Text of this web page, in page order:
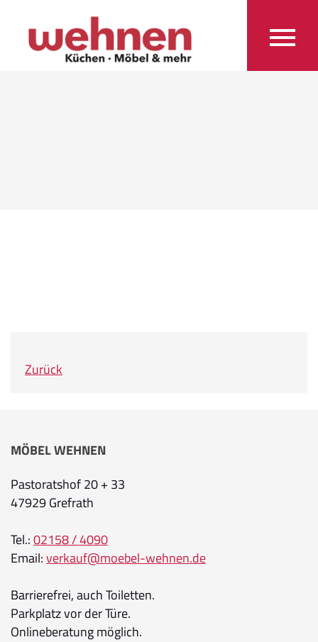
Zurück
MÖBEL WEHNEN
Pastoratshof 20 + 33
47929 Grefrath
Tel.:02158 / 4090
Email:verkauf@moebel-wehnen.de
Barrierefrei, auch Toiletten.
Parkplatz vor der Türe.
Onlineberatung möglich.